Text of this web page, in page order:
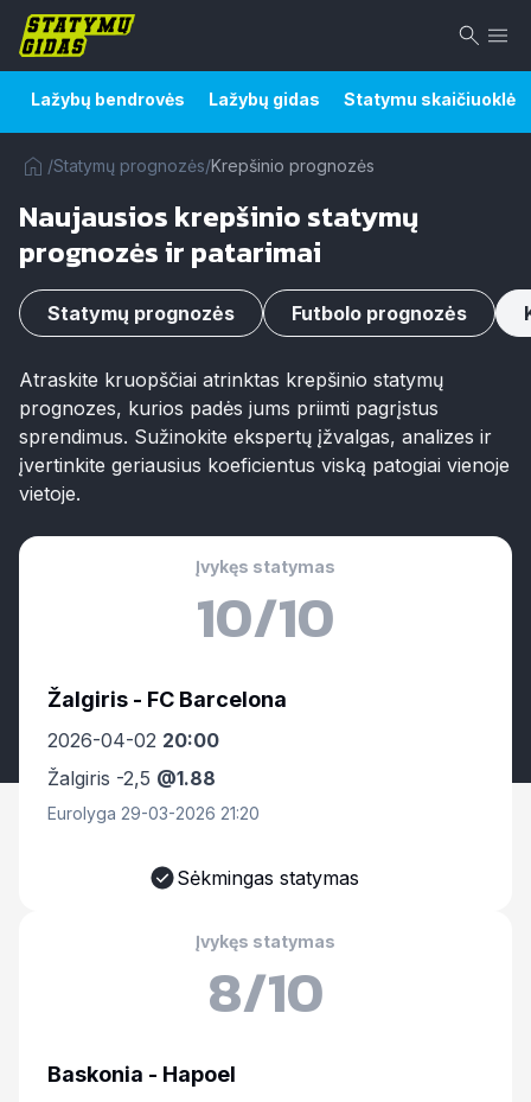
Lažybų bendrovės Lažybų gidas Statymu skaičiuoklė
/Statymų prognozės/Krepšinio prognozės
Naujausios krepšinio statymų
prognozės ir patarimai
Statymų prognozės Futbolo prognozės
Atraskite kruopščiai atrinktas krepšinio statymų
prognozes, kurios padės jums priimti pagrįstus
sprendimus. Sužinokite ekspertų įžvalgas, analizes ir
įvertinkite geriausius koeficientus viską patogiai vienoje
vietoje.
Įvykęs statymas
10/10
Žalgiris - FC Barcelona
2026-04-02 20:00
Žalgiris -2,5 @1.88
Eurolyga 29-03-2026 21:20
Sėkmingas statymas
Įvykęs statymas
8/10
Baskonia - Hapoel